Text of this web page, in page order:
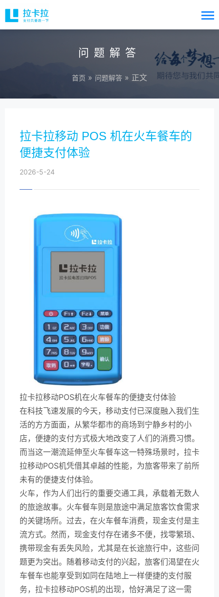
问题解答
首页 » 问题解答 » 正文
拉卡拉移动 POS 机在火车餐车的
便捷支付体验
2026-5-24
拉卡拉移动POS机在火车餐车的便捷支付体验
在科技飞速发展的今天，移动支付已深度融入我们生
活的方方面面，从繁华都市的商场到宁静乡村的小
店，便捷的支付方式极大地改变了人们的消费习惯。
而当这一潮流延伸至火车餐车这一特殊场景时，拉卡
拉移动POS机凭借其卓越的性能，为旅客带来了前所
未有的便捷支付体验。
火车，作为人们出行的重要交通工具，承载着无数人
的旅途故事。火车餐车则是旅途中满足旅客饮食需求
的关键场所。过去，在火车餐车消费，现金支付是主
流方式。然而，现金支付存在诸多不便，找零繁琐、
携带现金有丢失风险，尤其是在长途旅行中，这些问
题更为突出。随着移动支付的兴起，旅客们渴望在火
车餐车也能享受到如同在陆地上一样便捷的支付服
务，拉卡拉移动POS机的出现，恰好满足了这一需